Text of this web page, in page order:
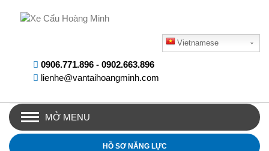
Vietnamese
0906.771.896 - 0902.663.896
lienhe@vantaihoangminh.com
MỞ MENU
HỒ SƠ NĂNG LỰC